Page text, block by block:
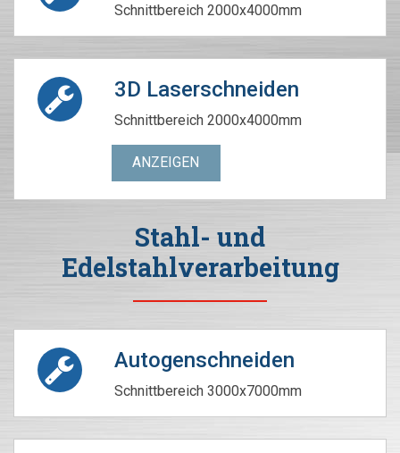
Schnittbereich 2000x4000mm
3D Laserschneiden
Schnittbereich 2000x4000mm
ANZEIGEN
Stahl- und
Edelstahlverarbeitung
Autogenschneiden
Schnittbereich 3000x7000mm